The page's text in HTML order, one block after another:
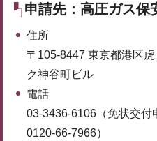
申請先：高圧ガス保
住所
〒105-8447 東京都港区
ク神谷町ビル
電話
03-3436-6106（免状交付
0120-66-7966）